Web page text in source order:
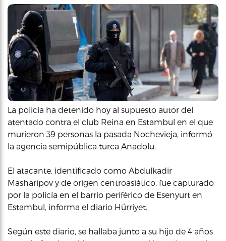
La policía ha detenido hoy al supuesto autor del
atentado contra el club Reina en Estambul en el que
murieron 39 personas la pasada Nochevieja, informó
la agencia semipública turca Anadolu.
El atacante, identificado como Abdulkadir
Masharipov y de origen centroasiático, fue capturado
por la policía en el barrio periférico de Esenyurt en
Estambul, informa el diario Hürriyet.
Según este diario, se hallaba junto a su hijo de 4 años